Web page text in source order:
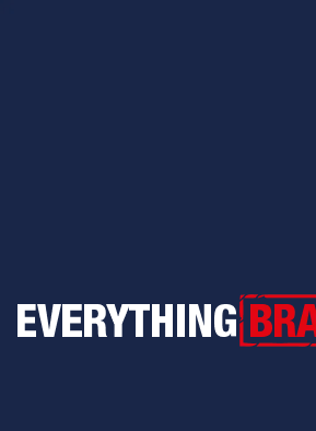
Everything Branded